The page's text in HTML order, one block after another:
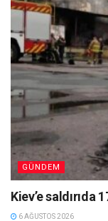
GÜNDEM
Kiev’e saldırıda
6 AĞUSTOS 2026